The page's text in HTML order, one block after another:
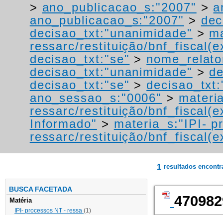
> ano_publicacao_s:"2007" >
ano_publicacao_s:"2007" >
decisao_txt:"unanimidade" >
ressarc/restituição/
decisao_txt:"se" >
decisao_txt:"unanimidade" >
decisao_txt:"se" >
ano_sessao_s:"0006" >
ressarc/restituição/
Informado" > materia_s:"IPI-
ressarc/restituição/
BUSCA FACETADA
Matéria
IPI- processos NT - ressa (1)
1 resultados